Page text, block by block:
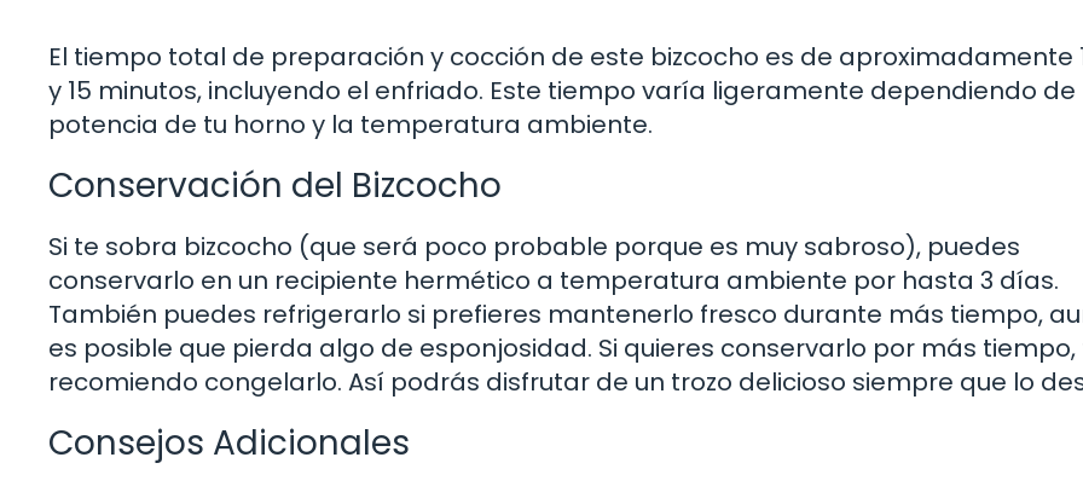
El tiempo total de preparación y cocción de este bizcocho es de aproximadamente
y 15 minutos, incluyendo el enfriado. Este tiempo varía ligeramente dependiendo de
potencia de tu horno y la temperatura ambiente.
Conservación del Bizcocho
Si te sobra bizcocho (que será poco probable porque es muy sabroso), puedes
conservarlo en un recipiente hermético a temperatura ambiente por hasta 3 días.
También puedes refrigerarlo si prefieres mantenerlo fresco durante más tiempo,
es posible que pierda algo de esponjosidad. Si quieres conservarlo por más tiempo,
recomiendo congelarlo. Así podrás disfrutar de un trozo delicioso siempre que lo
Consejos Adicionales